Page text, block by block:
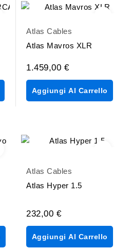
Atlas Cables
Atlas Mavros XLR
1.459,00 €
Aggiungi Al Carrello
Atlas Cables
Atlas Hyper 1.5
232,00 €
Aggiungi Al Carrello